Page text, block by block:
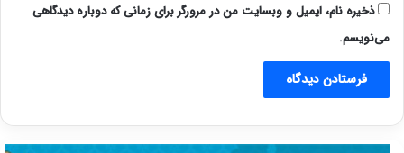
ذخیره نام، ایمیل و وبسایت من در مرورگر برای زمانی که دوباره دیدگاهی
می‌نویسم.